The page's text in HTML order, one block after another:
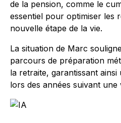
de la pension, comme le
essentiel pour optimiser les
nouvelle étape de la vie.
La situation de Marc
parcours de préparation
la retraite, garantissant
lors des années suivant